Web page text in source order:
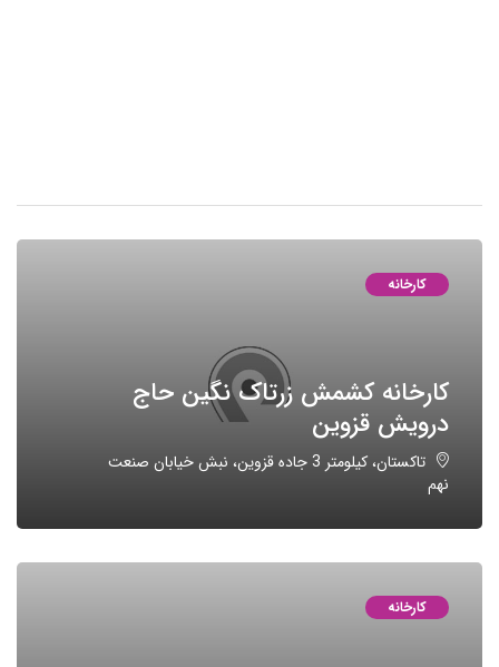
کارخانه
کارخانه کشمش زرتاک نگین حاج
درویش قزوین
تاکستان، کیلومتر 3 جاده قزوین، نبش خیابان صنعت
نهم
کارخانه